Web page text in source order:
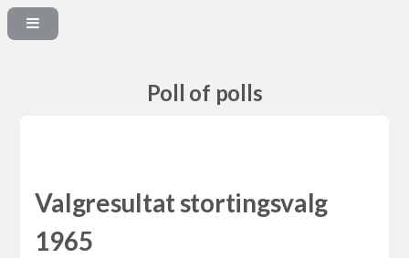
Poll of polls
Valgresultat stortingsvalg
1965